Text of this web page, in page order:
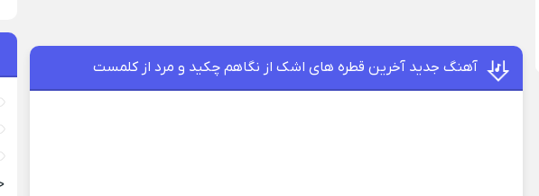
آهنگ جدید آخرین قطره های اشک از نگاهم چکید و مرد از کلمست